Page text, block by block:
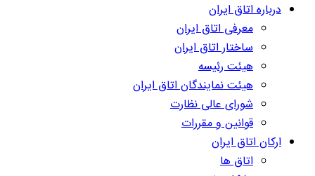
درباره اتاق ایران
معرفی اتاق ایران
ساختار اتاق ایران
هیئت رئیسه
هیئت نمایندگان اتاق ایران
شورای عالی نظارت
قوانین و مقررات
ارکان اتاق ایران
اتاق ها